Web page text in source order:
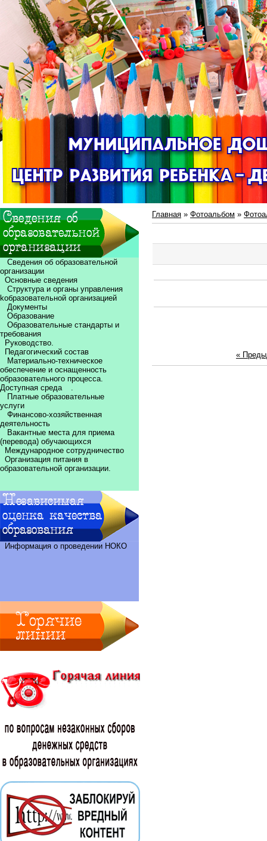
Сведения об образовательной
организации
Основные сведения
Структура и органы управления
kобразовательной организацией
Документы
Образование
Образовательные стандарты и
требования
Руководство.
Педагогический состав
Материально-техническое
обеспечение и оснащенность
образовательного процесса.
Доступная среда
.
Платные образовательные
услуги
Финансово-хозяйственная
деятельность
Вакантные места для приема
(перевода) обучающихся
Международное сотрудничество
Организация питания в
образовательной организации.
Информация о проведении НОКО
Главная » Фотоальбом »
«